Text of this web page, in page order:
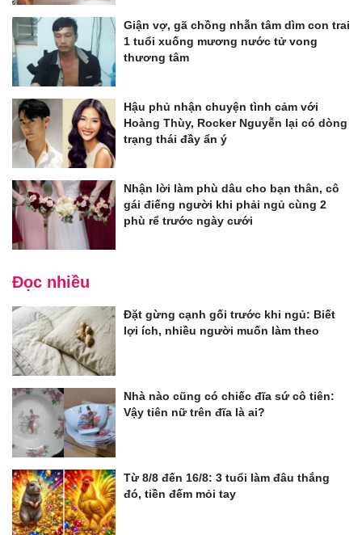
Giận vợ, gã chồng nhẫn tâm dìm con trai
1 tuổi xuống mương nước tử vong
thương tâm
Hậu phủ nhận chuyện tình cảm với
Hoàng Thùy, Rocker Nguyễn lại có dòng
trạng thái đầy ẩn ý
Nhận lời làm phù dâu cho bạn thân, cô
gái điếng người khi phải ngủ cùng 2
phù rể trước ngày cưới
Đọc nhiều
Đặt gừng cạnh gối trước khi ngủ: Biết
lợi ích, nhiều người muốn làm theo
Nhà nào cũng có chiếc đĩa sứ cô tiên:
Vậy tiên nữ trên đĩa là ai?
Từ 8/8 đến 16/8: 3 tuổi làm đâu thắng
đó, tiền đếm mỏi tay